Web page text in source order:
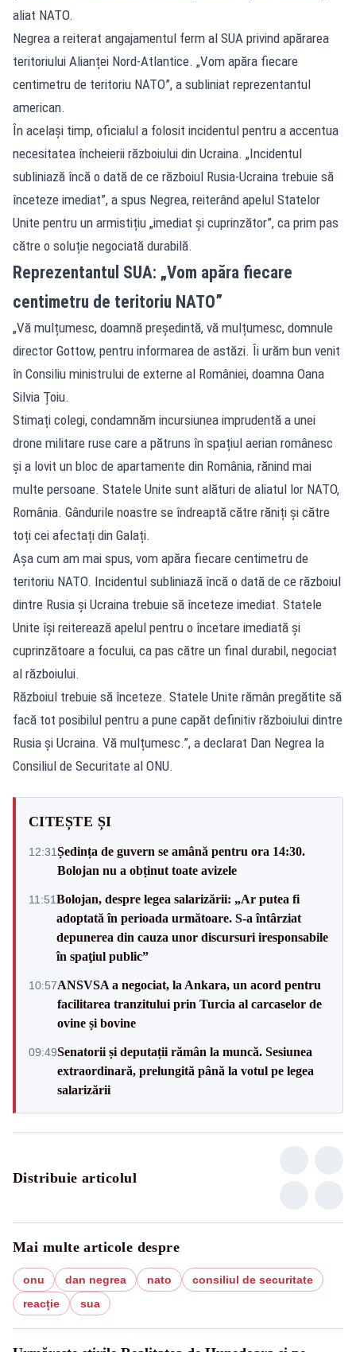
aliat NATO.
Negrea a reiterat angajamentul ferm al SUA privind apărarea
teritoriului Alianței Nord-Atlantice. „Vom apăra fiecare
centimetru de teritoriu NATO”, a subliniat reprezentantul
american.
În același timp, oficialul a folosit incidentul pentru a accentua
necesitatea încheierii războiului din Ucraina. „Incidentul
subliniază încă o dată de ce războiul Rusia-Ucraina trebuie să
înceteze imediat”, a spus Negrea, reiterând apelul Statelor
Unite pentru un armistițiu „imediat și cuprinzător”, ca prim pas
către o soluție negociată durabilă.
Reprezentantul SUA: „Vom apăra fiecare
centimetru de teritoriu NATO”
„Vă mulțumesc, doamnă președintă, vă mulțumesc, domnule
director Gottow, pentru informarea de astăzi. Îi urăm bun venit
în Consiliu ministrului de externe al României, doamna Oana
Silvia Țoiu.
Stimați colegi, condamnăm incursiunea imprudentă a unei
drone militare ruse care a pătruns în spațiul aerian românesc
și a lovit un bloc de apartamente din România, rănind mai
multe persoane. Statele Unite sunt alături de aliatul lor NATO,
România. Gândurile noastre se îndreaptă către răniți și către
toți cei afectați din Galați.
Așa cum am mai spus, vom apăra fiecare centimetru de
teritoriu NATO. Incidentul subliniază încă o dată de ce războiul
dintre Rusia și Ucraina trebuie să înceteze imediat. Statele
Unite își reiterează apelul pentru o încetare imediată și
cuprinzătoare a focului, ca pas către un final durabil, negociat
al războiului.
Războiul trebuie să înceteze. Statele Unite rămân pregătite să
facă tot posibilul pentru a pune capăt definitiv războiului dintre
Rusia și Ucraina. Vă mulțumesc.”, a declarat Dan Negrea la
Consiliul de Securitate al ONU.
CITEȘTE ȘI
12:31Ședința de guvern se amână pentru ora 14:30.
Bolojan nu a obținut toate avizele
11:51Bolojan, despre legea salarizării: „Ar putea fi
adoptată în perioada următoare. S-a întârziat
depunerea din cauza unor discursuri iresponsabile
în spaţiul public”
10:57ANSVSA a negociat, la Ankara, un acord pentru
facilitarea tranzitului prin Turcia al carcaselor de
ovine și bovine
09:49Senatorii și deputații rămân la muncă. Sesiunea
extraordinară, prelungită până la votul pe legea
salarizării
Distribuie articolul
Mai multe articole despre
onu dan negrea nato
consiliul de securitate
reacție
sua